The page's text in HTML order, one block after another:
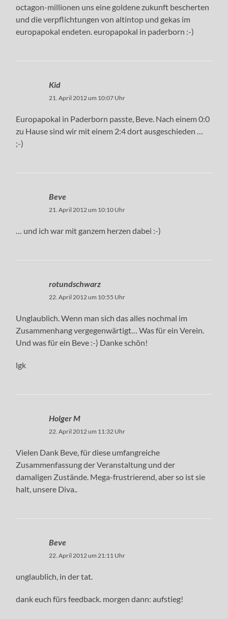
octagon-millionen uns eine goldene zukunft bescherten
und die verpflichtungen von altintop und gekas im
europapokal endeten. europapokal in paderborn :-)
Kid
21. April 2012 um 10:07 Uhr
Europapokal in Paderborn passte, Beve. Nach einem 0:0
zu Hause sind wir mit einem 2:4 dort ausgeschieden …
;-)
Beve
21. April 2012 um 10:10 Uhr
… und ich war mit ganzem herzen dabei :-)
rotundschwarz
22. April 2012 um 10:55 Uhr
Unglaublich. Wenn man sich das alles nochmal im
Zusammenhang vergegenwärtigt… Was für ein Verein.
Und was für ein Beve :-) Danke schön!
lgk
Holger M
22. April 2012 um 11:32 Uhr
Vielen Dank Beve, für diese umfangreiche
Zusammenfassung der Veranstaltung und der
damaligen Zustände. Mega-frustrierend, aber so ist sie
halt, unsere Diva..
Beve
22. April 2012 um 21:11 Uhr
unglaublich, in der tat.
dank euch fürs feedback. morgen dann: aufstieg!